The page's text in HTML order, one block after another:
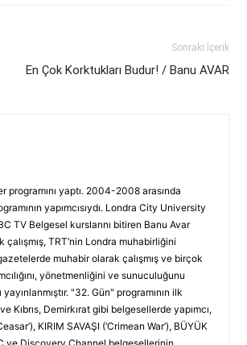
Sonraki İçerik
En Çok Korktukları Budur! / Banu AVAR
programını yaptı. 2004-2008 arasında
yapımcısıydı. Londra City University
TV Belgesel kurslarını bitiren Banu Avar
TRT’nin Londra muhabirliğini
muhabir olarak çalışmış ve birçok
yönetmenliğini ve sunuculuğunu
"32. Gün" programının ilk
Kıbrıs, Demirkırat gibi belgesellerde yapımcı,
KIRIM SAVAŞI (‘Crimean War’), BÜYÜK